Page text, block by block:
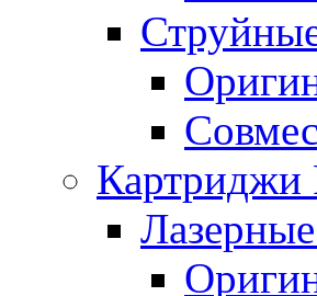
Картриджи